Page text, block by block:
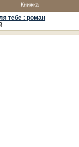
Книжка
тебе : роман